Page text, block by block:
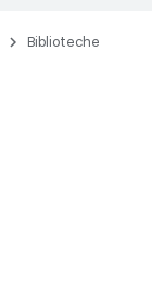
Biblioteche